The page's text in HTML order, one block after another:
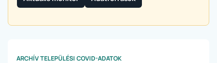
ARCHÍV TELEPÜLÉSI COVID-ADATOK